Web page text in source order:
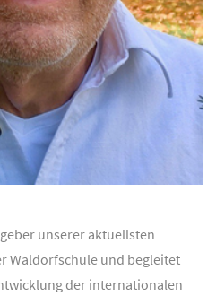
unserer aktuellsten
Waldorfschule und begleitet
der internationalen